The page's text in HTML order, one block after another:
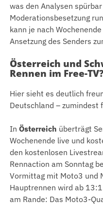
was den Analysen
Moderationsbesetzung
kann je nach
Ansetzung des Senders
Österreich und
Rennen im Free-
Hier sieht es deutlich
Deutschland – zumindest
In Österreich überträgt
Wochenende live und
den kostenlosen
Rennaction am Sonntag
Vormittag mit Moto3 und
Hauptrennen wird ab
am Rande: Das Moto3-